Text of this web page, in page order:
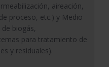
aireación,
proceso, etc.) y Medio
biogás,
para tratamiento de
y residuales).